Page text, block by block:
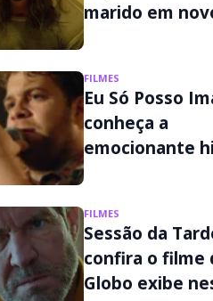
marido em
FILMES
Eu Só Posso
conheça a
emocionante
FILMES
Sessão da
confira o filme
Globo exibe